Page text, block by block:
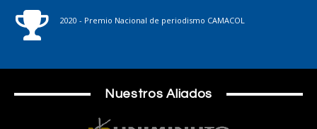
2020 - Premio Nacional de periodismo CAMACOL
Nuestros Aliados